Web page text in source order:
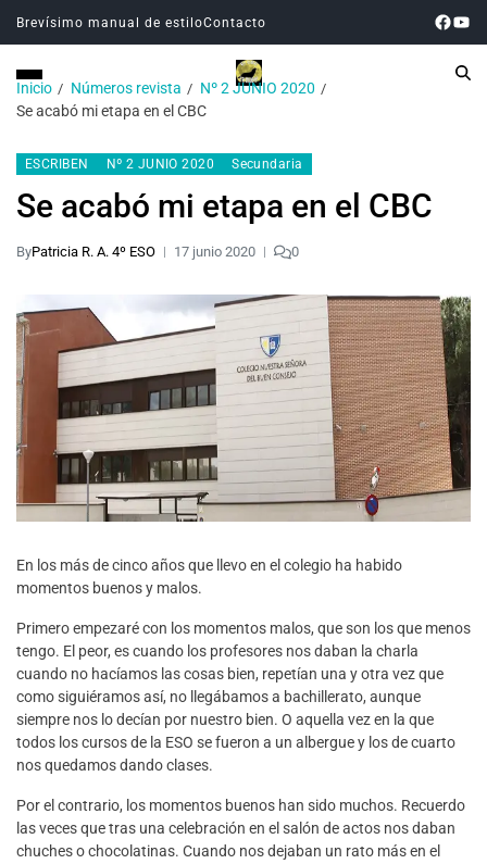
Brevísimo manual de estiloContacto
Inicio Números revista
Nº 2 JUNIO 2020
Se acabó mi etapa en el CBC
ESCRIBEN Nº 2 JUNIO 2020 Secundaria
Se acabó mi etapa en el CBC
ByPatricia R. A. 4º ESO 17 junio 2020 0
En los más de cinco años que llevo en el colegio ha habido
momentos buenos y malos.
Primero empezaré con los momentos malos, que son los que menos
tengo. El peor, es cuando los profesores nos daban la charla
cuando no hacíamos las cosas bien, repetían una y otra vez que
como siguiéramos así, no llegábamos a bachillerato, aunque
siempre nos lo decían por nuestro bien. O aquella vez en la que
todos los cursos de la ESO se fueron a un albergue y los de cuarto
nos quedamos dando clases.
Por el contrario, los momentos buenos han sido muchos. Recuerdo
las veces que tras una celebración en el salón de actos nos daban
chuches o chocolatinas. Cuando nos dejaban un rato más en el